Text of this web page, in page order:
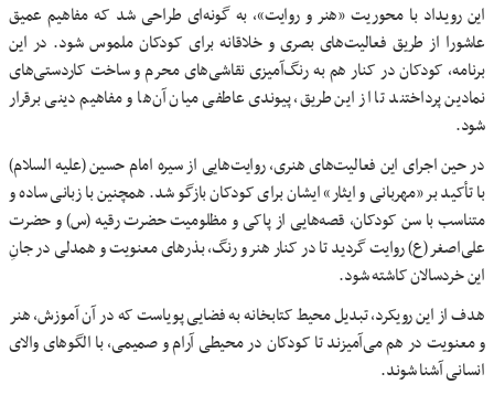
‌این رویداد با محوریت «هنر و روایت»، به گونه‌ای طراحی شد که مفاهیم عمیق
عاشورا از طریق فعالیت‌های بصری و خلاقانه برای کودکان ملموس شود. در این
برنامه، کودکان در کنار هم به رنگ‌آمیزی نقاشی‌های محرم و ساخت کاردستی‌های
نمادین پرداختند تا از این طریق، پیوندی عاطفی میان آن‌ها و مفاهیم دینی برقرار
شود.
‌در حین اجرای این فعالیت‌های هنری، روایت‌هایی از سیره امام حسین (علیه السلام)
با تأکید بر «مهربانی و ایثار» ایشان برای کودکان بازگو شد. همچنین با زبانی ساده و
متناسب با سن کودکان، قصه‌هایی از پاکی و مظلومیت حضرت رقیه (س) و حضرت
علی‌اصغر (ع) روایت گردید تا در کنار هنر و رنگ، بذرهای معنویت و همدلی در جانِ
این خردسالان کاشته شود.
‌هدف از این رویکرد، تبدیل محیط کتابخانه به فضایی پویاست که در آن آموزش، هنر
و معنویت در هم می‌آمیزند تا کودکان در محیطی آرام و صمیمی، با الگوهای والای
انسانی آشنا شوند.